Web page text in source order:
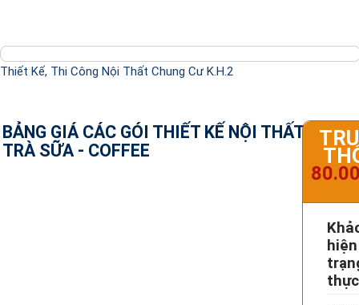
Thiết Kế, Thi Công Nội Thất Chung Cư K.H.2
BẢNG GIÁ CÁC GÓI THIẾT KẾ NỘI THẤT QUÁN
TRÀ SỮA - COFFEE
hiện